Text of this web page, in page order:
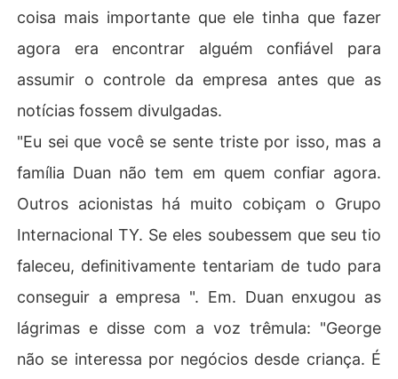
coisa mais importante que ele tinha que fazer
agora era encontrar alguém confiável para
assumir o controle da empresa antes que as
notícias fossem divulgadas.
"Eu sei que você se sente triste por isso, mas a
família Duan não tem em quem confiar agora.
Outros acionistas há muito cobiçam o Grupo
Internacional TY. Se eles soubessem que seu tio
faleceu, definitivamente tentariam de tudo para
conseguir a empresa ". Em. Duan enxugou as
lágrimas e disse com a voz trêmula: "George
não se interessa por negócios desde criança. É